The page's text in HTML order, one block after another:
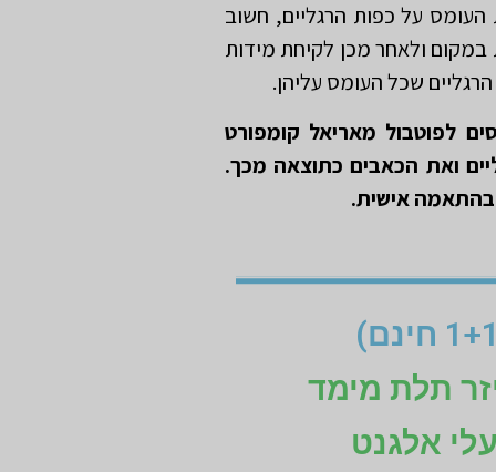
העומס על כפות הרגליים, חשוב
ולאחר מכן לקיחת מידות
שכל העומס עליהן.
לפוטבול מאריאל קומפורט
ואת הכאבים כתוצאה מכך.
בהתאמה אישית.
תלת מימד
אלגנט